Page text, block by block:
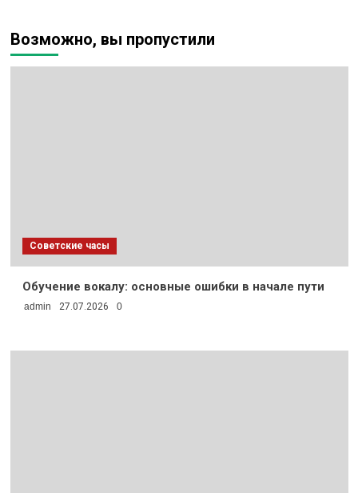
Возможно, вы пропустили
Советские часы
Обучение вокалу: основные ошибки в начале пути
admin 27.07.2026 0